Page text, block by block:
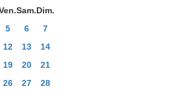
Sam.Dim.
5 6
7
12 13
14
19 20
21
26 27
28